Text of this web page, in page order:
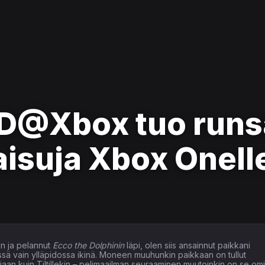
tuo
Xbox
ja pelannut Ecco the Dolphininläpi, olen siis ansainnut paikkani
vain ylläpidossa ikinä. Moneen muuhunkin paikkaan on tullut